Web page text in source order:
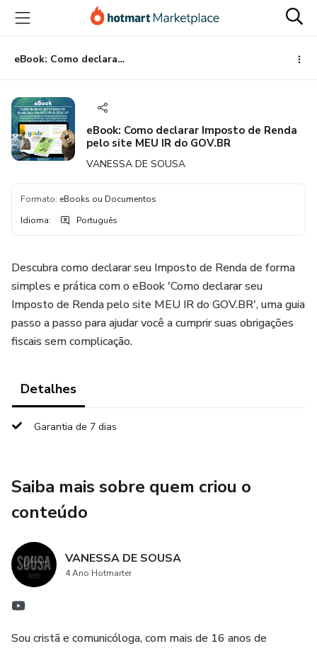
para
conteúdo
principal
para
pagamento
para
rodapé
eBook: Como declarar Imposto de Renda pelo site MEU IR do GOV.BR
eBook: Como declarar Imposto de Renda
pelo site MEU IR do GOV.BR
VANESSA DE SOUSA
Formato: eBooks ou Documentos
Idioma: Português
Descubra como declarar seu Imposto de Renda de forma
simples e prática com o eBook 'Como declarar seu
Imposto de Renda pelo site MEU IR do GOV.BR', uma guia
passo a passo para ajudar você a cumprir suas obrigações
fiscais sem complicação.
Detalhes
Garantia de 7 dias
Saiba mais sobre quem criou o
conteúdo
VANESSA DE SOUSA
4 Ano Hotmarter
Sou cristã e comunicóloga, com mais de 16 anos de